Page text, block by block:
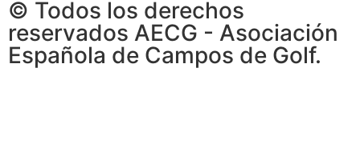
© Todos los derechos
reservados AECG - Asociación
Española de Campos de Golf.